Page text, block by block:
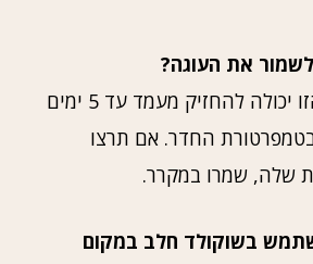
את העוגה?
עוגת השוקולד הזו יכולה להחזיק מעמד עד 5 ימים
החדר. אם תרצו
שלה, שמרו במקרר.
בשוקולד חלב במקום